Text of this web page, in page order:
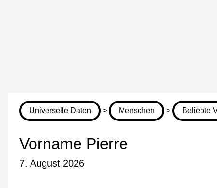
Universelle Daten > Menschen > Beliebte
Vorname Pierre
7. August 2026